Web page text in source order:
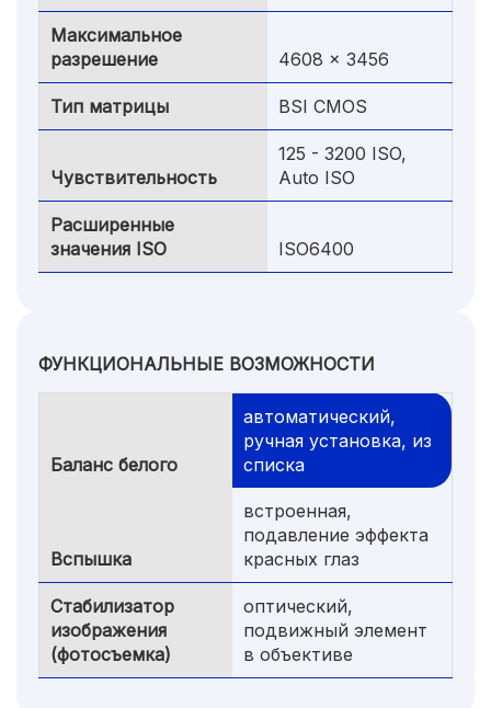
Максимальное
разрешение
4608 x 3456
Тип матрицы BSI CMOS
Чувствительность
125 - 3200 ISO,
Auto ISO
Расширенные
значения ISO
ISO6400
ФУНКЦИОНАЛЬНЫЕ ВОЗМОЖНОСТИ
Баланс белого
автоматический,
ручная установка, из
списка
Вспышка
встроенная,
подавление эффекта
красных глаз
Стабилизатор
изображения
(фотосъемка)
оптический,
подвижный элемент
в объективе